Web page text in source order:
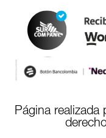
Página realizada